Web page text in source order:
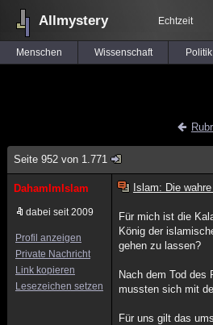
Allmystery Echtzeit
Menschen Wissenschaft Politik
Seite 952 von 1.771
DahamImIslam
dabei seit 2009
Profil anzeigen
Private Nachricht
Link kopieren
Lesezeichen setzen
Islam: Die
Für mich ist die
König der
gehen zu lassen?
Nach dem Tod des
mussten sich mit
Für uns gilt das